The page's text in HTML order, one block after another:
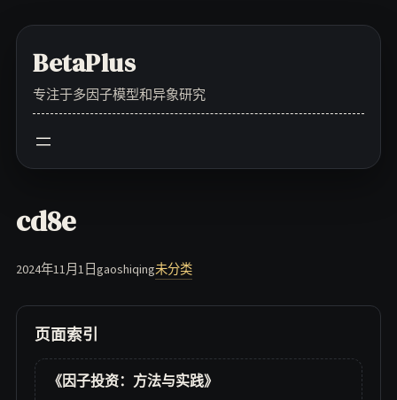
contentBetaPlus
专注于多因子模型和异象研究
cd8e
2024年11月1日gaoshiqing未分类
页面索引
《因子投资：方法与实践》